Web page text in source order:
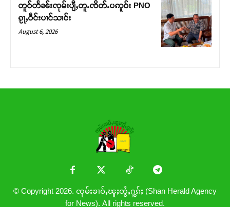
တူဝ်တႅၼ်းၸုမ်းပျီႇတူႉၸိတ်ႉပဢူဝ်း PNO
ၵႂႃႇဝဵင်းပၢင်သၢင်း
August 6, 2026
© Copyright 2026. ၸုမ်းၶၢဝ်ႇၽူႈတွႆႇႁွၵ်ႈ (Shan Herald Agency
for News). All rights reserved.